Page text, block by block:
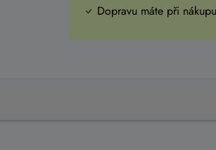
Dopravu máte při